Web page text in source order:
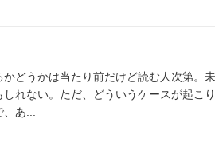
どうかは当たり前だけど読む人次第。
しれない。ただ、どういうケースが起
あ...